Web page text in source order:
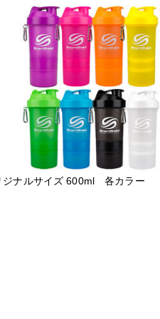
ジナルサイズ 600ml 各カラー